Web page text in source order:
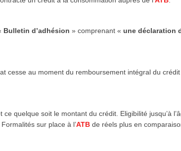
Bulletin d’adhésion » comprenant « une déclaration
cesse au moment du remboursement intégral du
quelque soit le montant du crédit. Eligibilité jusqu’à
Formalités sur place à l’ATBde réels plus en